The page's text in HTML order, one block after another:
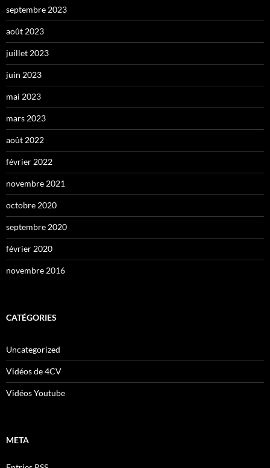
septembre 2023
août 2023
juillet 2023
juin 2023
mai 2023
mars 2023
août 2022
février 2022
novembre 2021
octobre 2020
septembre 2020
février 2020
novembre 2016
CATÉGORIES
Uncategorized
Vidéos de 4CV
Vidéos Youtube
META